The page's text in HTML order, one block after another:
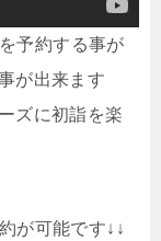
予約する事が
が出来ます
ズに初詣を楽
が可能です↓↓